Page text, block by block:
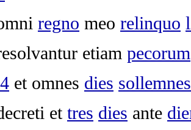
regno meo relinquo
etiam pecorum
et omnes dies sollemnes
et tres dies ante